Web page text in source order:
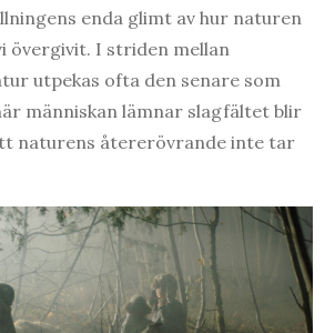
enda glimt av hur naturen
övergivit. I striden mellan
utpekas ofta den senare som
människan lämnar slagfältet blir
naturens återerövrande inte tar